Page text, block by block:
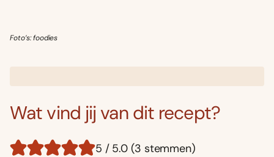
Foto’s: foodies
Wat vind jij van dit recept?
5 / 5.0 (3 stemmen)